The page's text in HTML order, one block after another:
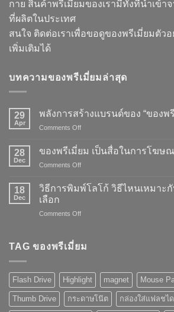
กาย สินค้าพรีเมี่ยมของเรามีทั้งที่นำเข้าจ
ที่ผลิตในประเทศ
สนใจ ติดต่อเราเพื่อขอดูของพรีเมี่ยมตัวอ
เพิ่มเติมได้
บทความของพรีเมี่ยมล่าสุด
29
Apr
พลังการสร้างแบรนด์ของ “ของพ
Comments Offon
“ของ
28
Dec
ของพรีเมี่ยม เป็นสื่อในการโฆษ
Comments Offon
พรี
เป็น
การ
ดี
แค่
ไหน
18
Dec
วิธีการพิมพ์โลโก้ วิธีไหนเหมาะ
เลือก
Comments Offon
พิมพ์
ไหน
เหมาะ
กับ
ของ
TAG ของพรีเมี่ยม
Flash Drive Highlight magnet Mouse
Thumb Drive กระดาษโน๊ต กล่องใส่แฟลชไ